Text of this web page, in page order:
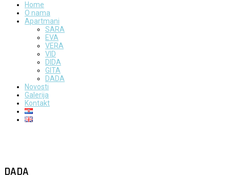
Home
O nama
Apartmani
SARA
EVA
VERA
VID
DIDA
GITA
DADA
Novosti
Galerija
Kontakt
DADA